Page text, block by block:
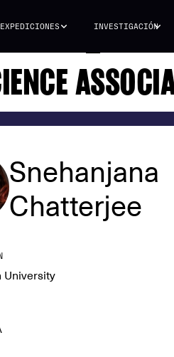
EXPEDICIONES INVESTIGACIÓN
Snehanjana
Chatterjee
University